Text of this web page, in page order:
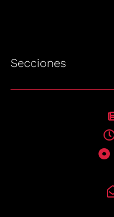
Secciones